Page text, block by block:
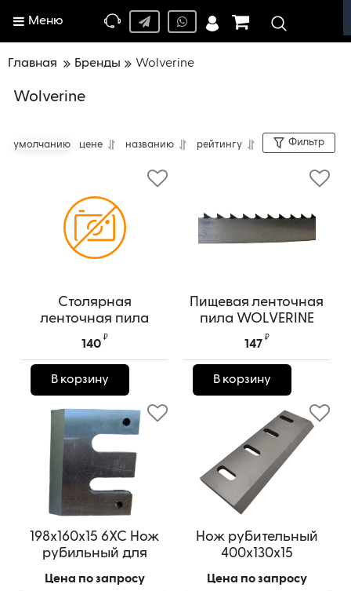
Меню
Главная Бренды Wolverine
Wolverine
умолчанию цене названию рейтингу Фильтр
Столярная
ленточная пила
WOLVERINE
140
₽
В корзину
Пищевая ленточная
пила WOLVERINE
16x0.56x3TP WOLVERINE
147
₽
В корзину
198х160х15 6ХС Нож
рубильный для
Цена по запросу
Нож рубительный
400x130x15
Цена по запросу